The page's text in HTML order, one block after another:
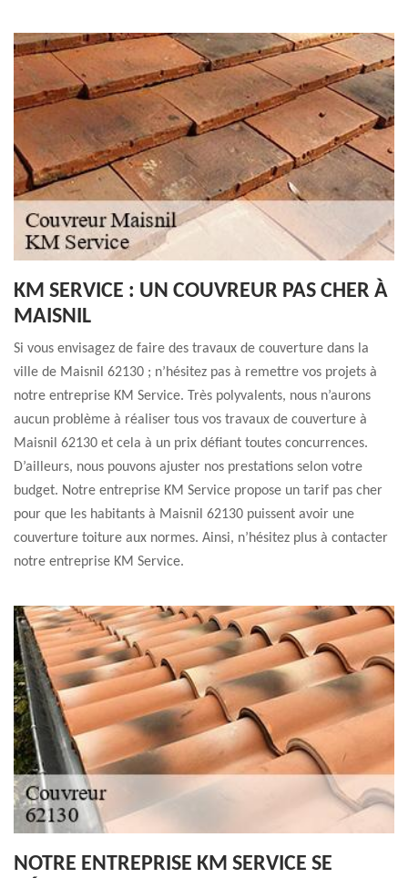
KM SERVICE : UN COUVREUR PAS CHER À
MAISNIL
Si vous envisagez de faire des travaux de couverture dans la
ville de Maisnil 62130 ; n’hésitez pas à remettre vos projets à
notre entreprise KM Service. Très polyvalents, nous n’aurons
aucun problème à réaliser tous vos travaux de couverture à
Maisnil 62130 et cela à un prix défiant toutes concurrences.
D’ailleurs, nous pouvons ajuster nos prestations selon votre
budget. Notre entreprise KM Service propose un tarif pas cher
pour que les habitants à Maisnil 62130 puissent avoir une
couverture toiture aux normes. Ainsi, n’hésitez plus à contacter
notre entreprise KM Service.
NOTRE ENTREPRISE KM SERVICE SE